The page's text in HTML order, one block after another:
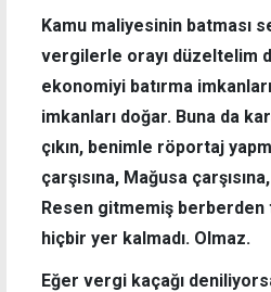
Kamu maliyesinin batması
vergilerle orayı düzeltelim
ekonomiyi batırma
imkanları doğar. Buna da
çıkın, benimle röportaj
çarşısına, Mağusa
Resen gitmemiş
hiçbir yer kalmadı. Olmaz.
Eğer vergi kaçağı